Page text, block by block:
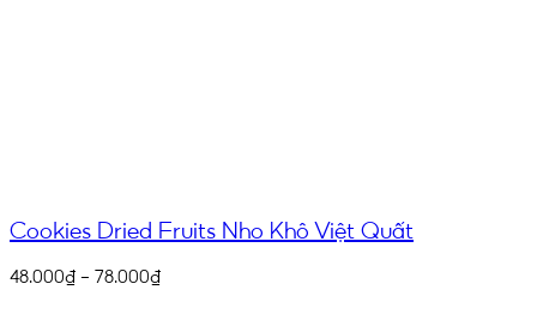
Cookies Dried Fruits Nho Khô Việt Quất
48.000₫ – 78.000₫